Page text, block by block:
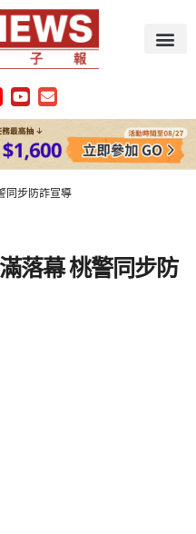
同步防詐宣導
落幕 桃警同步防